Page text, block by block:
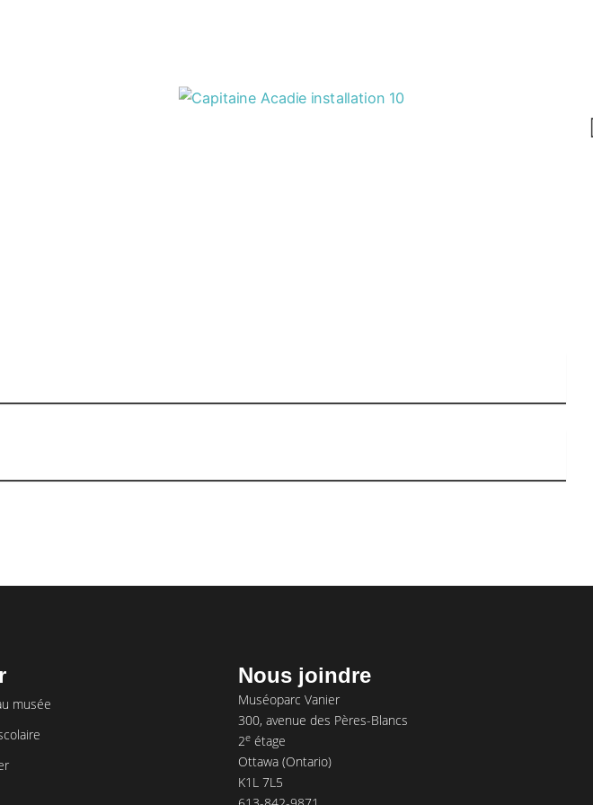
musée
Nous joindre
Muséoparc Vanier
300, avenue des Pères-Blancs
2e étage
Ottawa (Ontario)
K1L 7L5